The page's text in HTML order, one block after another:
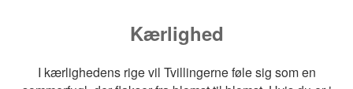
Kærlighed
I kærlighedens rige vil Tvillingerne føle sig som en